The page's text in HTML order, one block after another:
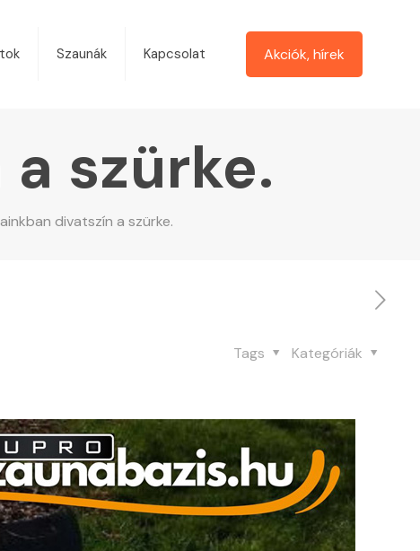
Szaunák Kapcsolat Akciók, hírek
szürke.
divatszín a szürke.
Kategóriák
Tags